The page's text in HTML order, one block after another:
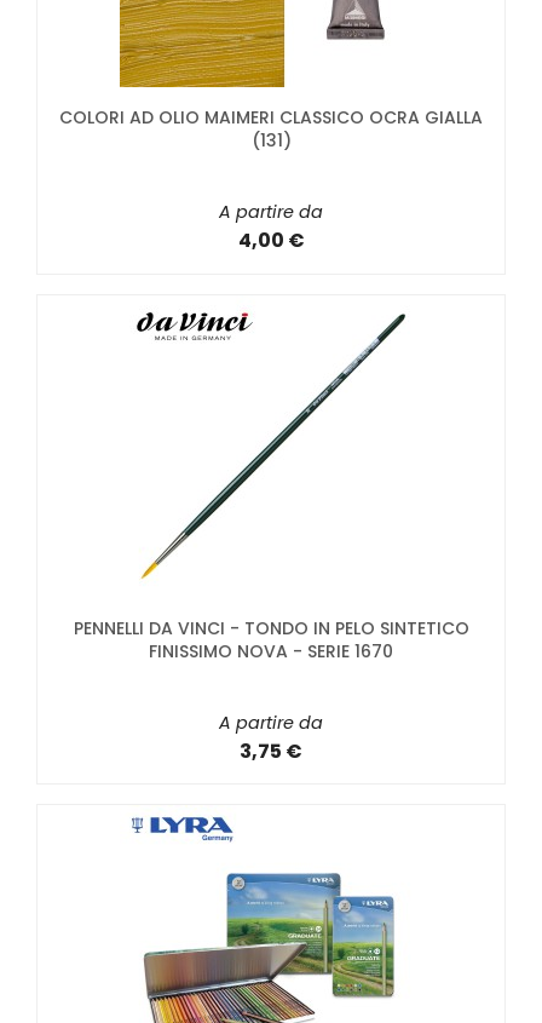
COLORI AD OLIO MAIMERI CLASSICO OCRA GIALLA
(131)
A partire da
4,00 €
PENNELLI DA VINCI - TONDO IN PELO SINTETICO
FINISSIMO NOVA - SERIE 1670
A partire da
3,75 €